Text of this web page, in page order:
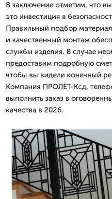
В заключение отметим, что
это инвестиция в
Правильный подбор
и качественный монтаж
службы изделия. В случае
предоставим подробную
чтобы вы видели конечный
Компания ПРОЛЁТ-Ксд,
выполнить заказ в
качества в 2026.